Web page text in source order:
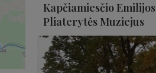
Kapčiamiesčio Emilijos
Pliaterytės Muziejus